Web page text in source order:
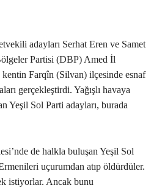
adayları Serhat Eren ve Samet
Partisi (DBP) Amed İl
kentin Farqîn (Silvan) ilçesinde esnaf
gerçekleştirdi. Yağışlı havaya
Yeşil Sol Parti adayları, burada
de halkla buluşan Yeşil Sol
uçurumdan atıp öldürdüler.
istiyorlar. Ancak bunu